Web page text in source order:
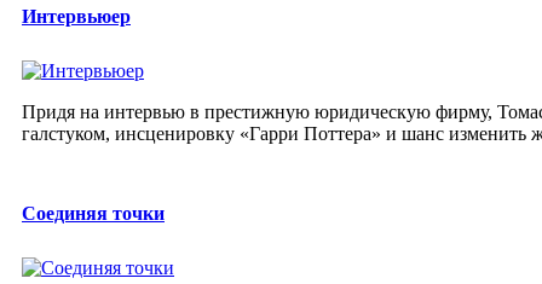
Интервьюер
Придя на интервью в престижную юридическую фирму,
галстуком, инсценировку «Гарри Поттера» и шанс изменить
Соединяя точки